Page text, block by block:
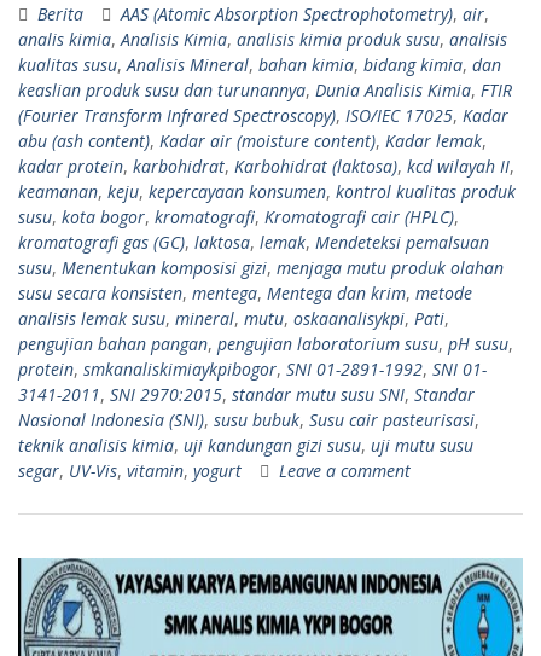
Berita AAS (Atomic Absorption Spectrophotometry), air,
analis kimia, Analisis Kimia, analisis kimia produk susu, analisis
kualitas susu, Analisis Mineral, bahan kimia, bidang kimia, dan
keaslian produk susu dan turunannya, Dunia Analisis Kimia, FTIR
(Fourier Transform Infrared Spectroscopy), ISO/IEC 17025, Kadar
abu (ash content), Kadar air (moisture content), Kadar lemak,
kadar protein, karbohidrat, Karbohidrat (laktosa), kcd wilayah II,
keamanan, keju, kepercayaan konsumen, kontrol kualitas produk
susu, kota bogor, kromatografi, Kromatografi cair (HPLC),
kromatografi gas (GC), laktosa, lemak, Mendeteksi pemalsuan
susu, Menentukan komposisi gizi, menjaga mutu produk olahan
susu secara konsisten, mentega, Mentega dan krim, metode
analisis lemak susu, mineral, mutu, oskaanalisykpi, Pati,
pengujian bahan pangan, pengujian laboratorium susu, pH susu,
protein, smkanaliskimiaykpibogor, SNI 01-2891-1992, SNI 01-
3141-2011, SNI 2970:2015, standar mutu susu SNI, Standar
Nasional Indonesia (SNI), susu bubuk, Susu cair pasteurisasi,
teknik analisis kimia, uji kandungan gizi susu, uji mutu susu
segar, UV-Vis, vitamin, yogurt Leave a comment